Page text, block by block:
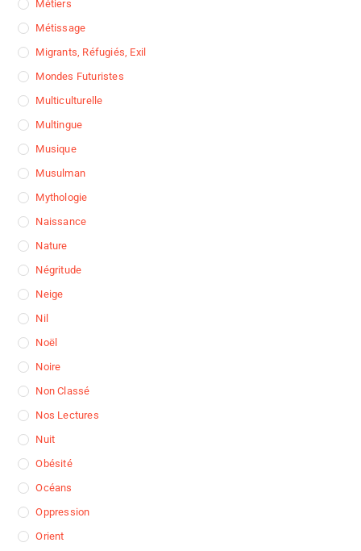
Métiers
Métissage
Migrants, Réfugiés, Exil
Mondes Futuristes
Multiculturelle
Multingue
Musique
Musulman
Mythologie
Naissance
Nature
Négritude
Neige
Nil
Noël
Noire
Non Classé
Nos Lectures
Nuit
Obésité
Océans
Oppression
Orient